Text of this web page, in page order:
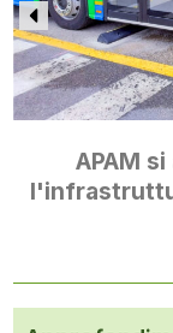
APAM